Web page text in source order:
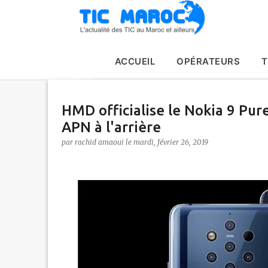
ACCUEIL OPÉRATEURS
HMD officialise le Nokia 9
APN à l'arrière
par rachid amaoui le mardi, février 26, 2019